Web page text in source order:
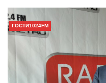
ГОСТИ1024FM